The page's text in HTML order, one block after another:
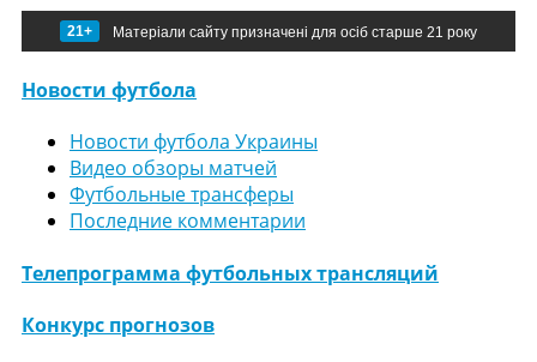
21+ Матеріали сайту призначені для осіб старше 21 року
Новости футбола
Новости футбола Украины
Видео обзоры матчей
Футбольные трансферы
Последние комментарии
Телепрограмма футбольных трансляций
Конкурс прогнозов